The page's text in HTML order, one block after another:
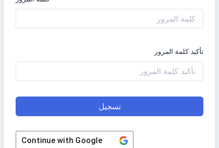
تأكيد كلمة المرور
تسجيل
Continue with Google